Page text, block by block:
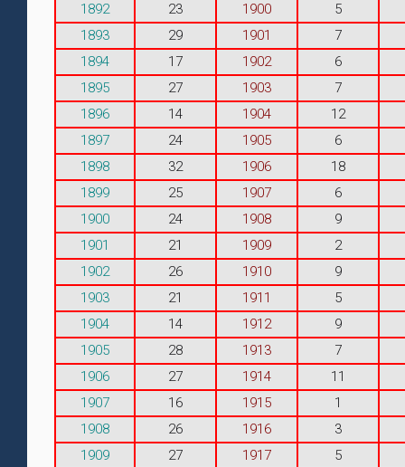
1892 23 1900
5
1893
29 1901
7
1894
17 1902
6
1895
27 1903
7
1896
14 1904
12
1897
24 1905
6
1898
32 1906
18
1899
25 1907
6
1900
24 1908
9
1901
21 1909
2
1902
26 1910
9
1903
21 1911
5
1904
14 1912
9
1905
28 1913
7
1906
27 1914
11
1907
16 1915
1
1908
26 1916
3
1909
27 1917
5